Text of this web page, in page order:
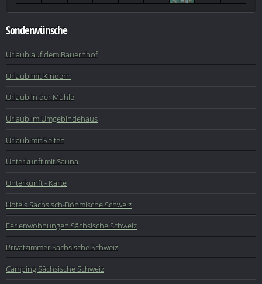
Sonderwünsche
Urlaub auf dem Bauernhof
Urlaub mit Kindern
Urlaub in der Mühle
Urlaub im Umgebindehaus
Urlaub mit Reiten
Unterkunft mit Sauna
Unterkunft - Karte
Hotels Sächsisch-Böhmische Schweiz
Ferienwohnungen Sächsische Schweiz
Privatzimmer Sächsische Schweiz
Camping Sächsische Schweiz